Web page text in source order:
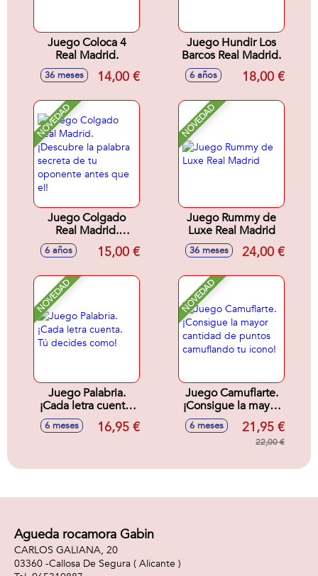
Juego Coloca 4
Real Madrid.
36 meses 14,00 €
Juego Hundir Los
Barcos Real Madrid.
6 años 18,00 €
NOVEDAD
Juego Colgado
Real Madrid.
¡Descubre la
palabra secreta de
que el!
6 años 15,00 €
NOVEDAD
Juego Rummy de
Luxe Real Madrid
36 meses 24,00 €
NOVEDAD
Juego Palabria.
¡Cada letra cuenta.
Tú decides como!
6 meses 16,95 €
NOVEDAD
Juego Camuflarte.
¡Consigue la mayor
cantidad de puntos
camuflando tu
6 meses 21,95 €
22,00 €
Agueda rocamora Gabin
CARLOS GALIANA, 20
03360 -Callosa De Segura ( Alicante )